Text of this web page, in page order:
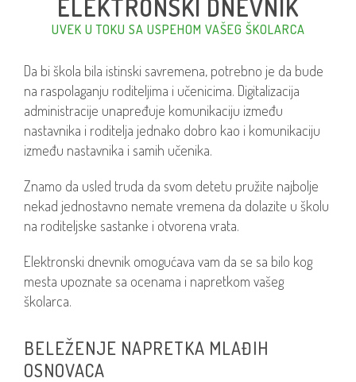
ELEKTRONSKI DNEVNIK
UVEK U TOKU SA USPEHOM VAŠEG ŠKOLARCA
Da bi škola bila istinski savremena, potrebno je da bude
na raspolaganju roditeljima i učenicima. Digitalizacija
administracije unapređuje komunikaciju između
nastavnika i roditelja jednako dobro kao i komunikaciju
između nastavnika i samih učenika.
Znamo da usled truda da svom detetu pružite najbolje
nekad jednostavno nemate vremena da dolazite u školu
na roditeljske sastanke i otvorena vrata.
Elektronski dnevnik omogućava vam da se sa bilo kog
mesta upoznate sa ocenama i napretkom vašeg
školarca.
BELEŽENJE NAPRETKA MLAĐIH
OSNOVACA